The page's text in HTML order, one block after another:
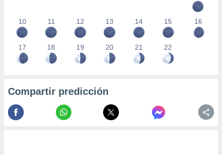
10 11 12 13 14 15 16
17 18 19 20 21 22
Compartir predicción